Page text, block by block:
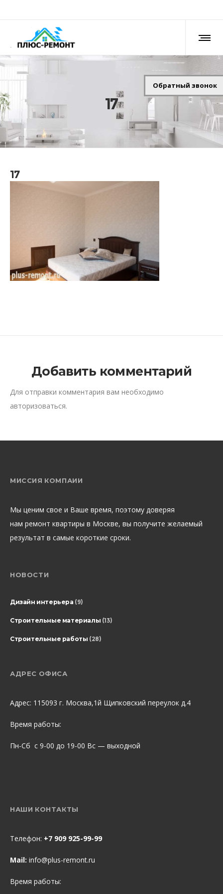
17
17
Добавить комментарий
Для отправки комментария вам необходимо
авторизоваться.
МИССИЯ КОМПАИИ
Мы ценим свое и Ваше время, поэтому доверяя
нам ремонт квартиры в Москве, вы получите желаемый
результат в самые короткие сроки.
НОВОСТИ
Дизайн интерьера (9)
Строительные материалы (13)
Строительные работы (28)
АДРЕС ОФИСА
Адрес: 115093 г. Москва,1й Щипковский переулок д.4
Время работы:
Пн-Сб с 9-00 до 19-00 Вс — выходной
НАШИ КОНТАКТЫ
Телефон: +7 909 925-99-99
Mail: info@plus-remont.ru
Время работы:
Обратный звонок